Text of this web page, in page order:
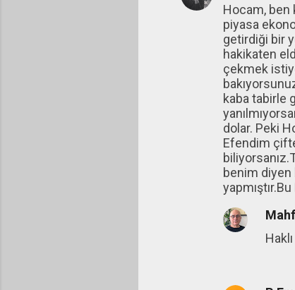
Hocam, ben
piyasa
getirdiği bir
hakikaten
çekmek
kaba tabirle
dolar. Peki
Efendim
benim diyen